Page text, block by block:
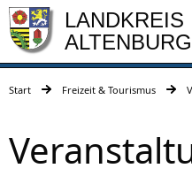
LANDKREIS
Start Freizeit & Tourismus